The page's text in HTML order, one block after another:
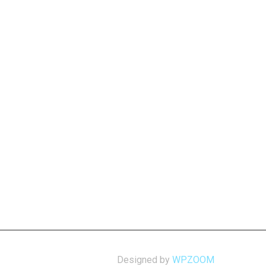
Designed by WPZOOM